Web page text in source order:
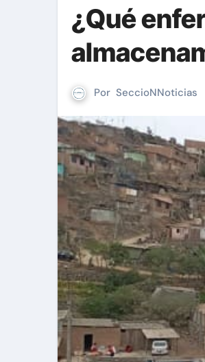
¿Qué
Por SeccioNNoticias